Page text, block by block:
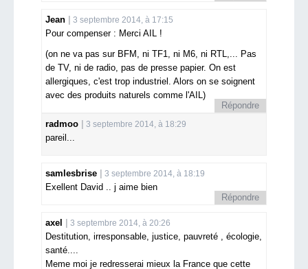
Jean 3 septembre 2014, à 17:15
Pour compenser : Merci AIL !
(on ne va pas sur BFM, ni TF1, ni M6, ni RTL,... Pas
de TV, ni de radio, pas de presse papier. On est
allergiques, c'est trop industriel. Alors on se soignent
avec des produits naturels comme l'AIL)
Répondre
radmoo
3 septembre 2014, à 18:29
pareil...
samlesbrise 3 septembre 2014, à 18:19
Exellent David .. j aime bien
Répondre
axel 3 septembre 2014, à 20:26
Destitution, irresponsable, justice, pauvreté , écologie,
santé....
Meme moi je redresserai mieux la France que cette